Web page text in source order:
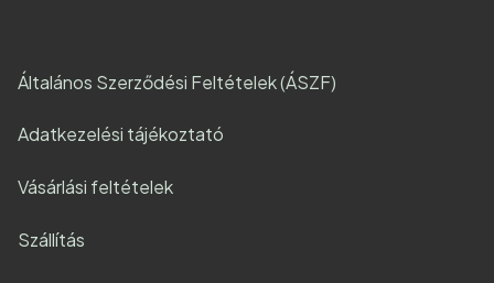
Általános Szerződési Feltételek (ÁSZF)
Adatkezelési tájékoztató
Vásárlási feltételek
Szállítás